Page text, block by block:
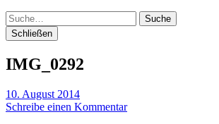
Suche
Schließen
IMG_0292
10. August 2014
Schreibe einen Kommentar